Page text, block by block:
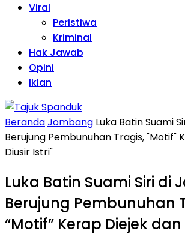
Viral
Peristiwa
Kriminal
Hak Jawab
Opini
Iklan
BerandaJombang Luka Batin Suami
Berujung Pembunuhan Tragis, "Motif"
Diusir Istri"
Luka Batin Suami Siri di
Berujung Pembunuhan
“Motif” Kerap Diejek dan